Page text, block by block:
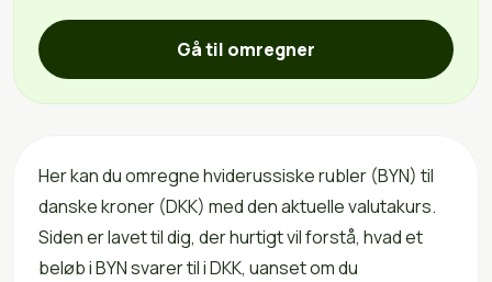
Gå til omregner
Her kan du omregne hviderussiske rubler (BYN) til
danske kroner (DKK) med den aktuelle valutakurs.
Siden er lavet til dig, der hurtigt vil forstå, hvad et
beløb i BYN svarer til i DKK, uanset om du